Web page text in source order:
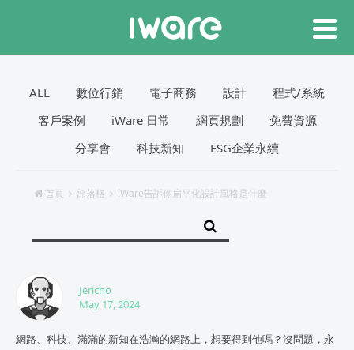
ALL 數位行銷 電子商務 設計
程式/系統
客戶案例
iWare 日常 網頁規劃
免費資源
分享會
科技新知 ESG企業永續
首頁 部落格 iWare告訴你扁平化設計風格是什麼
Jericho
May 17, 2024
網路、科技、滿滿的新知在浩瀚的網路上，想要得到他嗎？沒問題，永